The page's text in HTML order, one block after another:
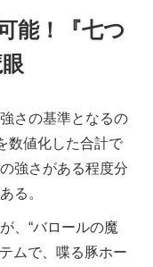
能！『七つ
さの基準となるの
数値化した合計で
強さがある程度分
る。
、“バロールの魔
ムで、喋る豚ホー